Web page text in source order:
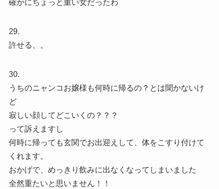
確かにちょっと重い女だったわ
29.
許せる、。
30.
うちのニャンコお嬢様も何時に帰るの？とは聞かないけ
ど
寂しい顔してどこいくの？？？
って訴えますし
何時に帰っても玄関でお出迎えして、体をこすり付けて
くれます。
おかげで、めっきり飲みに出なくなってしまいました
全然重たいと思いません！！